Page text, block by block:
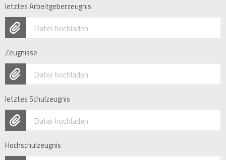
letztes Arbeitgeberzeugnis
Datei hochladen
Zeugnisse
Datei hochladen
letztes Schulzeugnis
Datei hochladen
Hochschulzeugnis